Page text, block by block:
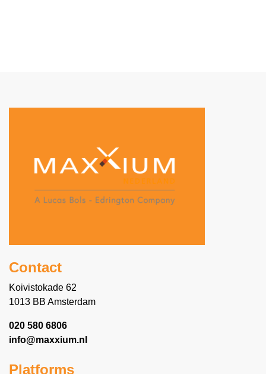
Contact
Koivistokade 62
1013 BB Amsterdam
020 580 6806
info@maxxium.nl
Platforms